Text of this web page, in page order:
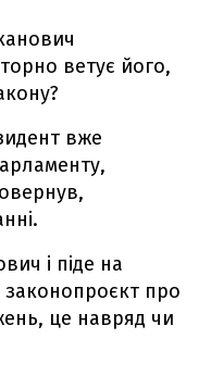
ветує його,
вже
і піде на
про
це навряд чи